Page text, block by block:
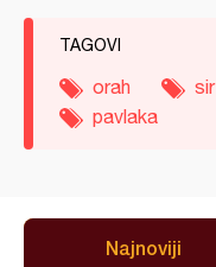
TAGOVI
orah sir
pavlaka
Najnoviji